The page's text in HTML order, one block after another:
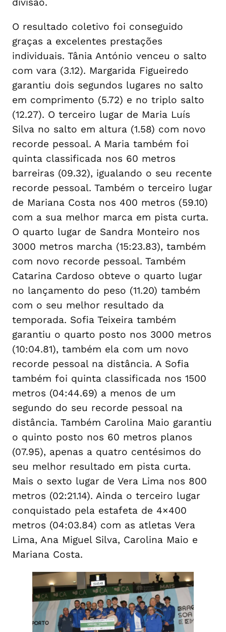
divisão.
O resultado coletivo foi conseguido
graças a excelentes prestações
individuais. Tânia António venceu o salto
com vara (3.12). Margarida Figueiredo
garantiu dois segundos lugares no salto
em comprimento (5.72) e no triplo salto
(12.27). O terceiro lugar de Maria Luís
Silva no salto em altura (1.58) com novo
recorde pessoal. A Maria também foi
quinta classificada nos 60 metros
barreiras (09.32), igualando o seu recente
recorde pessoal. Também o terceiro lugar
de Mariana Costa nos 400 metros (59.10)
com a sua melhor marca em pista curta.
O quarto lugar de Sandra Monteiro nos
3000 metros marcha (15:23.83), também
com novo recorde pessoal. Também
Catarina Cardoso obteve o quarto lugar
no lançamento do peso (11.20) também
com o seu melhor resultado da
temporada. Sofia Teixeira também
garantiu o quarto posto nos 3000 metros
(10:04.81), também ela com um novo
recorde pessoal na distância. A Sofia
também foi quinta classificada nos 1500
metros (04:44.69) a menos de um
segundo do seu recorde pessoal na
distância. Também Carolina Maio garantiu
o quinto posto nos 60 metros planos
(07.95), apenas a quatro centésimos do
seu melhor resultado em pista curta.
Mais o sexto lugar de Vera Lima nos 800
metros (02:21.14). Ainda o terceiro lugar
conquistado pela estafeta de 4×400
metros (04:03.84) com as atletas Vera
Lima, Ana Miguel Silva, Carolina Maio e
Mariana Costa.